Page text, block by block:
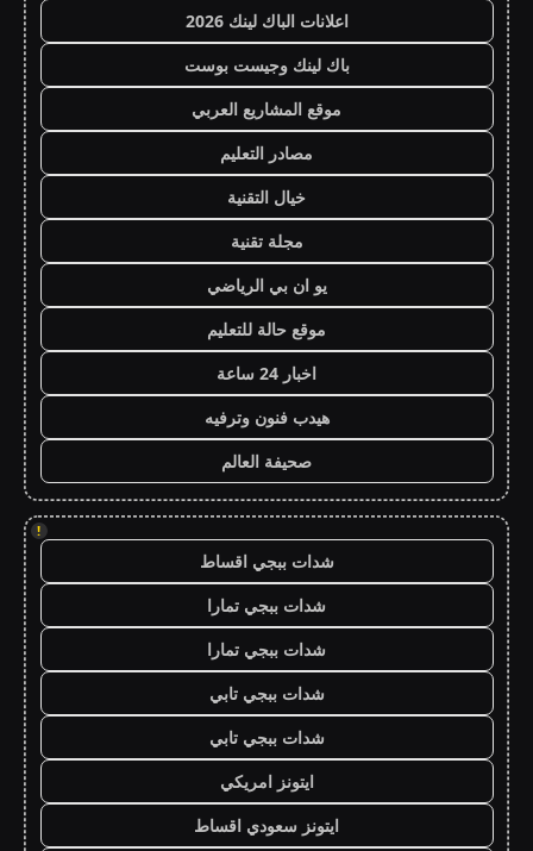
اعلانات الباك لينك 2026
باك لينك وجيست بوست
موقع المشاريع العربي
مصادر التعليم
خيال التقنية
مجلة تقنية
يو ان بي الرياضي
موقع حالة للتعليم
اخبار 24 ساعة
هيدب فنون وترفيه
صحيفة العالم
!
شدات ببجي اقساط
شدات ببجي تمارا
شدات ببجي تمارا
شدات ببجي تابي
شدات ببجي تابي
ايتونز امريكي
ايتونز سعودي اقساط